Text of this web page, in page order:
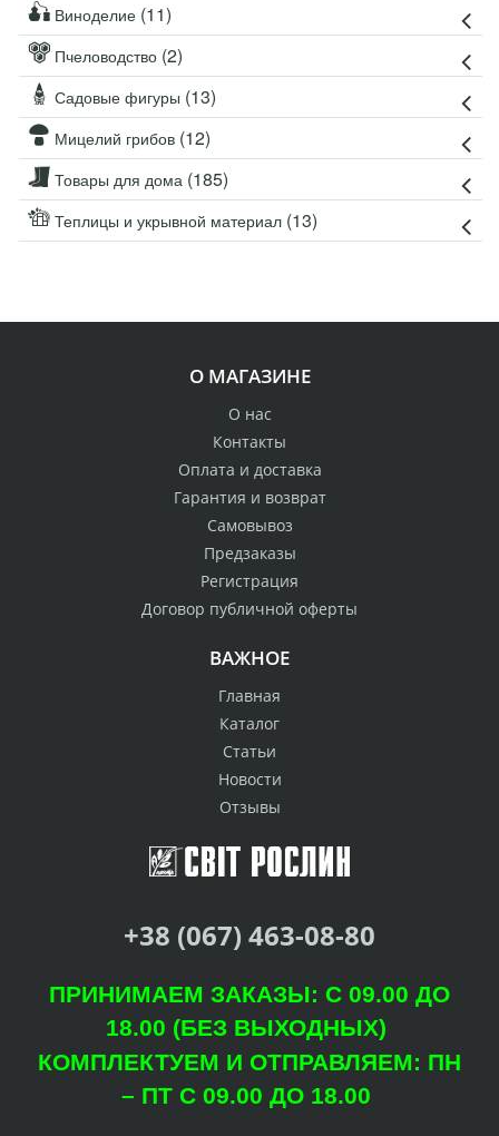
Виноделие (11)
Пчеловодство (2)
Садовые фигуры (13)
Мицелий грибов (12)
Товары для дома (185)
Теплицы и укрывной материал (13)
О МАГАЗИНЕ
О нас
Контакты
Оплата и доставка
Гарантия и возврат
Самовывоз
Предзаказы
Регистрация
Договор публичной оферты
ВАЖНОЕ
Главная
Каталог
Статьи
Новости
Отзывы
+38 (067) 463-08-80
ПРИНИМАЕМ ЗАКАЗЫ: С 09.00 ДО
18.00 (БЕЗ ВЫХОДНЫХ)
КОМПЛЕКТУЕМ И ОТПРАВЛЯЕМ: ПН
– ПТ С 09.00 ДО 18.00